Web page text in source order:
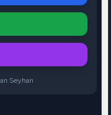
Seyhan